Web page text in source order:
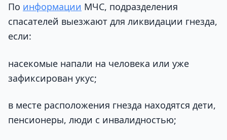
По информации МЧС, подразделения
спасателей выезжают для ликвидации гнезда,
если:
насекомые напали на человека или уже
зафиксирован укус;
в месте расположения гнезда находятся дети,
пенсионеры, люди с инвалидностью;